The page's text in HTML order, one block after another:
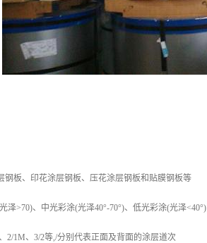
板、印花涂层钢板、压花涂层钢板和贴膜钢板等
>70)、中光彩涂(光泽40°-70°)、低光彩涂(光泽<40°)
2/1M、3/2等,/分别代表正面及背面的涂层道次